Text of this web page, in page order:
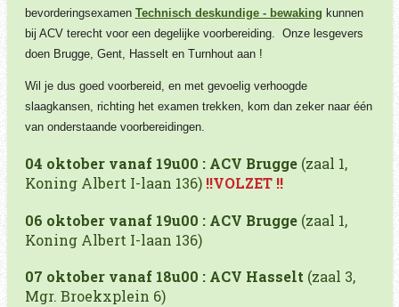
bevorderingsexamen Technisch deskundige - bewaking kunnen
bij ACV terecht voor een degelijke voorbereiding. Onze lesgevers
doen Brugge, Gent, Hasselt en Turnhout aan !
Wil je dus goed voorbereid, en met gevoelig verhoogde
slaagkansen, richting het examen trekken, kom dan zeker naar één
van onderstaande voorbereidingen.
04 oktober vanaf 19u00 : ACV Brugge (zaal 1,
Koning Albert I-laan 136) !!VOLZET !!
06 oktober vanaf 19u00 : ACV Brugge (zaal 1,
Koning Albert I-laan 136)
07 oktober vanaf 18u00 : ACV Hasselt (zaal 3,
Mgr. Broekxplein 6)